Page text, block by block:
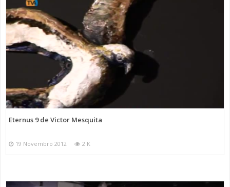
Eternus 9 de Victor Mesquita
19 Novembro 2012 2 K